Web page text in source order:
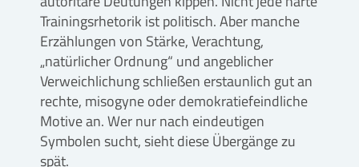
Trainingsrhetorik ist politisch. Aber manche
Erzählungen von Stärke, Verachtung,
„natürlicher Ordnung“ und angeblicher
Verweichlichung schließen erstaunlich gut an
rechte, misogyne oder demokratiefeindliche
Motive an. Wer nur nach eindeutigen
Symbolen sucht, sieht diese Übergänge zu
spät.